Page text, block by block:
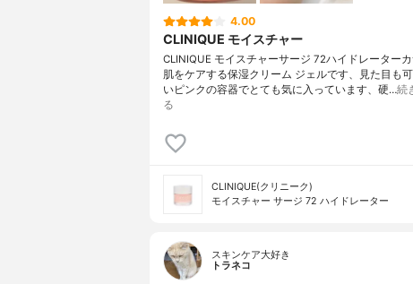
4.00
CLINIQUE モイスチャー
CLINIQUE モイスチャーサージ 72ハイドレーターカ
肌をケアする保湿クリーム ジェルです、見た目も
いピンクの容器でとても気に入っています、硬…続
る
CLINIQUE(クリニーク)
モイスチャー サージ 72 ハイドレーター
スキンケア大好き
トラネコ